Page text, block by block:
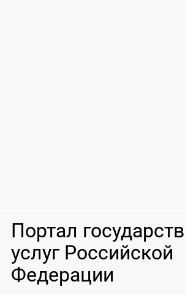
Портал
услуг Российской
Федерации